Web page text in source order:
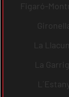
Figaró-
La
La